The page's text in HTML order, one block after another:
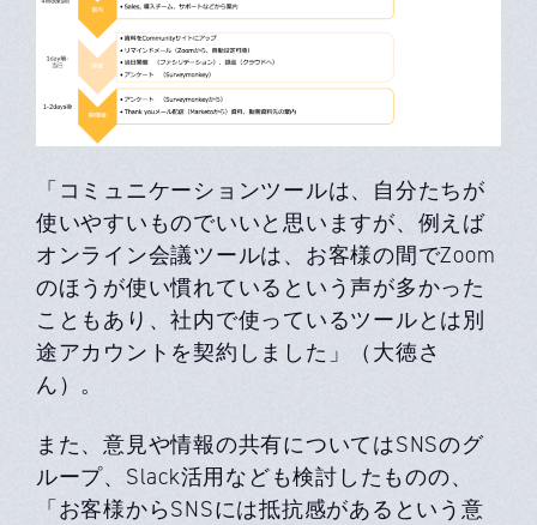
「コミュニケーションツールは、自分たちが
使いやすいものでいいと思いますが、例えば
オンライン会議ツールは、お客様の間でZoom
のほうが使い慣れているという声が多かった
こともあり、社内で使っているツールとは別
途アカウントを契約しました」（大徳さ
ん）。
また、意見や情報の共有についてはSNSのグ
ループ、Slack活用なども検討したものの、
「お客様からSNSには抵抗感があるという意